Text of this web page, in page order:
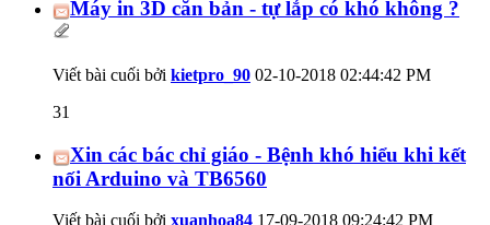
Máy in 3D căn bản - tự lắp có khó không ?
Viết bài cuối bởi kietpro_90 02-10-2018 02:44:42 PM
31
Xin các bác chỉ giáo - Bệnh khó hiểu khi kết
nối Arduino và TB6560
Viết bài cuối bởi xuanhoa84 17-09-2018 09:24:42 PM